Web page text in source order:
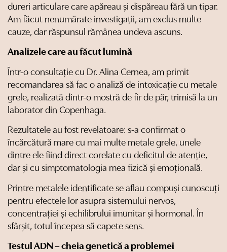
dureri articulare care apăreau și dispăreau fără un tipar.
Am făcut nenumărate investigații, am exclus multe
cauze, dar răspunsul rămânea undeva ascuns.
Analizele care au făcut lumină
Într-o consultație cu Dr. Alina Cernea, am primit
recomandarea să fac o analiză de intoxicație cu metale
grele, realizată dintr-o mostră de fir de păr, trimisă la un
laborator din Copenhaga.
Rezultatele au fost revelatoare: s-a confirmat o
încărcătură mare cu mai multe metale grele, unele
dintre ele fiind direct corelate cu deficitul de atenție,
dar și cu simptomatologia mea fizică și emoțională.
Printre metalele identificate se aflau compuși cunoscuți
pentru efectele lor asupra sistemului nervos,
concentrației și echilibrului imunitar și hormonal. În
sfârșit, totul începea să capete sens.
Testul ADN – cheia genetică a problemei